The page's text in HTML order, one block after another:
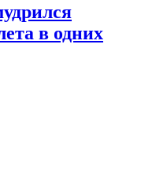
в одних